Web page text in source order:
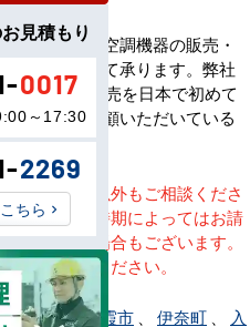
エアコン・空調機器の販売・
まで一貫して承ります。弊社
のネット販売を日本で初めて
信頼・ご愛顧いただいている
プです。
※記載地域以外もご相談くださ
い。地域・時期によってはお請
けできない場合もございます。
直接ご相談ください。
上尾市、 朝霞市 伊奈町
入
見積もり
0017
～17:30
2269
ちら